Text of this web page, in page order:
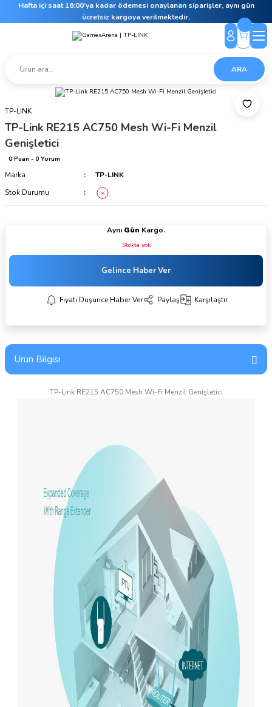
Hafta içi saat 16:00’ya kadar ödemesi onaylanan siparişler, aynı gün
ücretsiz kargoya verilmektedir.
ARA
TP-LINK
TP-Link RE215 AC750 Mesh Wi-Fi Menzil
Genişletici
0 Puan - 0 Yorum
Marka
TP-LINK
Stok Durumu
Aynı Gün Kargo.
Stokta yok
Gelince Haber Ver
Fiyatı Düşünce Haber Ver Paylaş Karşılaştır
Ürün Bilgisi
TP-Link RE215 AC750 Mesh Wi-Fi Menzil Genişletici